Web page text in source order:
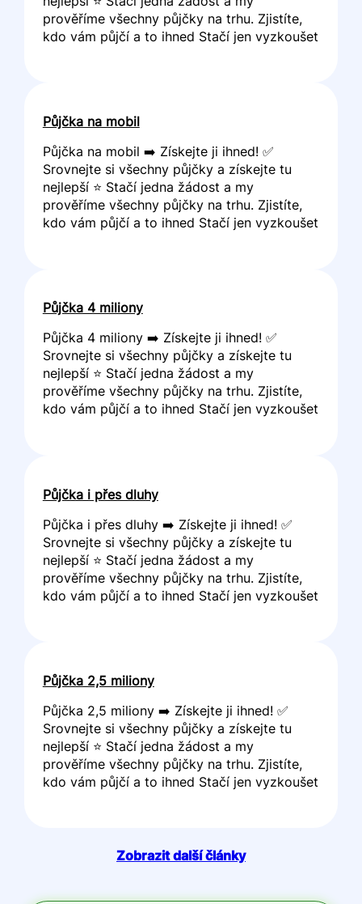
prověříme všechny půjčky na trhu. Zjistíte,
kdo vám půjčí a to ihned Stačí jen vyzkoušet
Půjčka na mobil
Půjčka na mobil ➡️ Získejte ji ihned! ✅
Srovnejte si všechny půjčky a získejte tu
nejlepší ⭐ Stačí jedna žádost a my
prověříme všechny půjčky na trhu. Zjistíte,
kdo vám půjčí a to ihned Stačí jen vyzkoušet
Půjčka 4 miliony
Půjčka 4 miliony ➡️ Získejte ji ihned! ✅
Srovnejte si všechny půjčky a získejte tu
nejlepší ⭐ Stačí jedna žádost a my
prověříme všechny půjčky na trhu. Zjistíte,
kdo vám půjčí a to ihned Stačí jen vyzkoušet
Půjčka i přes dluhy
Půjčka i přes dluhy ➡️ Získejte ji ihned! ✅
Srovnejte si všechny půjčky a získejte tu
nejlepší ⭐ Stačí jedna žádost a my
prověříme všechny půjčky na trhu. Zjistíte,
kdo vám půjčí a to ihned Stačí jen vyzkoušet
Půjčka 2,5 miliony
Půjčka 2,5 miliony ➡️ Získejte ji ihned! ✅
Srovnejte si všechny půjčky a získejte tu
nejlepší ⭐ Stačí jedna žádost a my
prověříme všechny půjčky na trhu. Zjistíte,
kdo vám půjčí a to ihned Stačí jen vyzkoušet
Zobrazit další články